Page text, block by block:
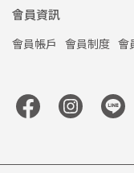
會員資訊
會員帳戶 會員制度 會